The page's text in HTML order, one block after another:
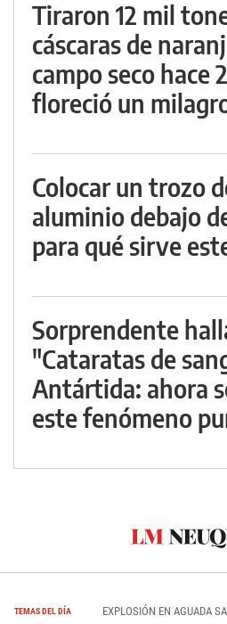
Tiraron 12 mil
cáscaras de
campo seco hace
floreció un
Colocar un trozo
aluminio debajo
para qué sirve
Sorprendente
"Cataratas de
Antártida: ahora
este fenómeno
TEMAS DEL DÍA EXPLOSIÓN EN AGUADA